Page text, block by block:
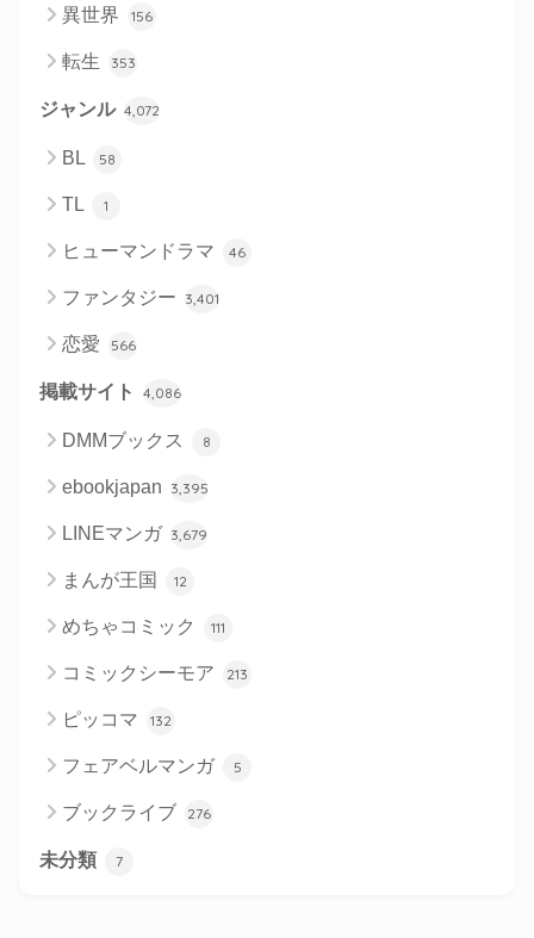
異世界 156
転生 353
ジャンル 4,072
BL 58
TL 1
ヒューマンドラマ 46
ファンタジー 3,401
恋愛 566
掲載サイト 4,086
DMMブックス 8
ebookjapan 3,395
LINEマンガ 3,679
まんが王国 12
めちゃコミック 111
コミックシーモア 213
ピッコマ 132
フェアベルマンガ 5
ブックライブ 276
未分類 7